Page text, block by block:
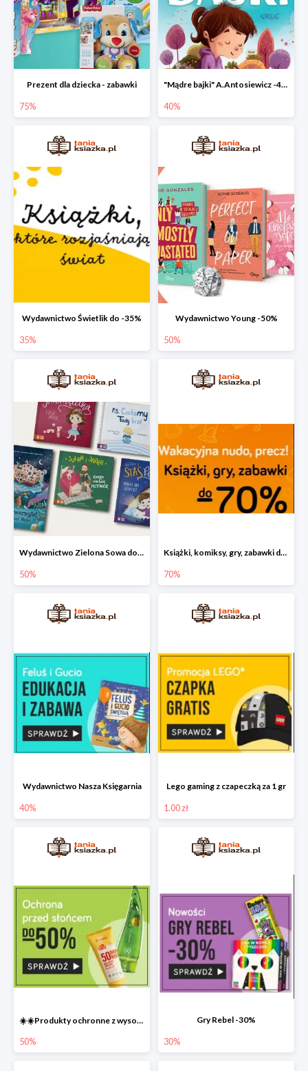
Prezent dla dziecka - zabawki
75%
"Mądre bajki" A.Antosiewicz -40%
40%
Wydawnictwo Świetlik do -35%
35%
Wydawnictwo Young -50%
50%
Wydawnictwo Zielona Sowa do -50%
50%
Książki, komiksy, gry, zabawki do -70%
70%
Wydawnictwo Nasza Księgarnia
40%
Lego gaming z czapeczką za 1 gr
1.00 zł
☀️☀️Produkty ochronne z wysokim SPF do -50% ☀️☀️
50%
Gry Rebel -30%
30%